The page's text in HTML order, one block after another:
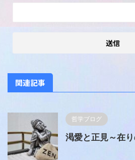
関連記事
哲学ブログ
渇愛と正見～在